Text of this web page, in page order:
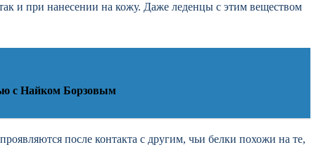
и при нанесении на кожу. Даже леденцы с этим веществом
с Найком Борзовым
после контакта с другим, чьи белки похожи на те,